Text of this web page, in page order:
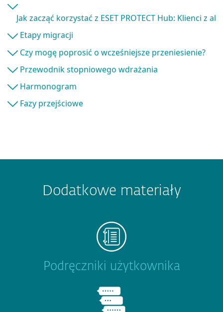
Jak zacząć korzystać z ESET PROTECT Hub: Klienci z
Etapy migracji
Czy mogę poprosić o wcześniejsze przeniesienie?
Przewodnik stopniowego wdrażania
Harmonogram
Fazy przejściowe
Dodatkowe materiały
Podręczniki użytkownika